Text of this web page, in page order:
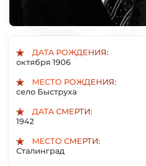
ДАТА РОЖДЕНИЯ:
октября 1906
МЕСТО РОЖДЕНИЯ:
село Быструха
ДАТА СМЕРТИ:
1942
МЕСТО СМЕРТИ:
Сталинград